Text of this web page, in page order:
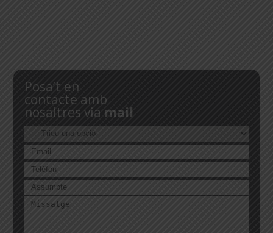
Posa’t en
contacte amb
nosaltres via mail